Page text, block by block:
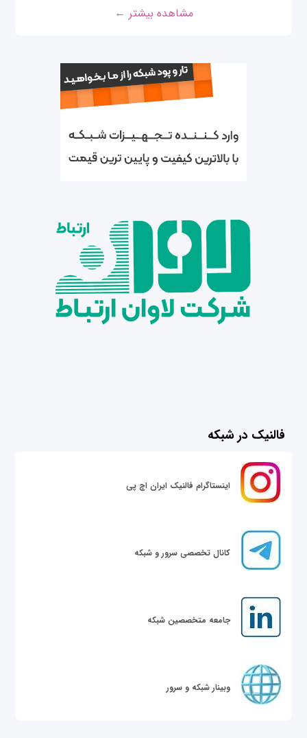
مشاهده بیشتر ←
فالنیک در شبکه
اینستاگرام فالنیک ایران اچ پی
کانال تخصصی سرور و شبکه
جامعه متخصصین شبکه
وبینار شبکه و سرور